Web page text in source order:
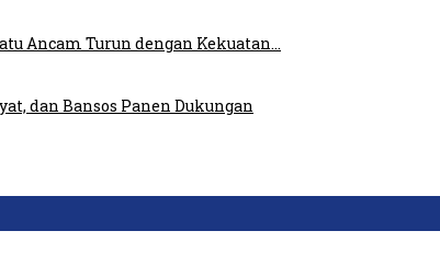
Ancam Turun dengan Kekuatan…
dan Bansos Panen Dukungan